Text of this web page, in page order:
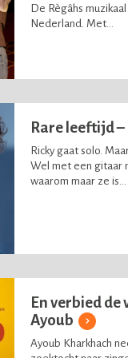
De Règâhs
Nederland. Met...
Rare leeftijd –
Ricky gaat solo.
Wel met een gitaar
waarom maar ze is...
En verbied de
Ayoub
Ayoub Kharkhach